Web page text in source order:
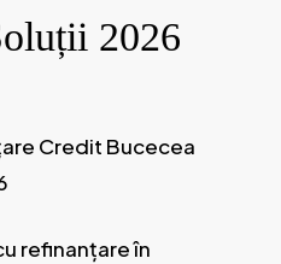
2026
Credit Bucecea
refinanțare în